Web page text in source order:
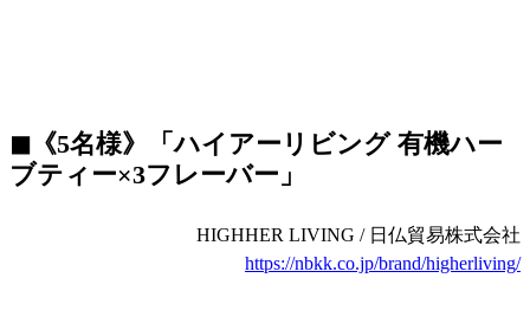
◼︎《5名様》「ハイアーリビング 有機ハー
ブティー×3フレーバー」
HIGHHER LIVING / 日仏貿易株式会社
https://nbkk.co.jp/brand/higherliving/